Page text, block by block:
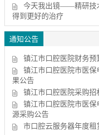
今天我出镜——精研技
得到更好的治疗
通知公告
镇江市口腔医院财务
镇江市口腔医院市医
果公告
镇江市口腔医院采购
镇江市口腔医院市医
源采购公告
市口腔云服务器年度